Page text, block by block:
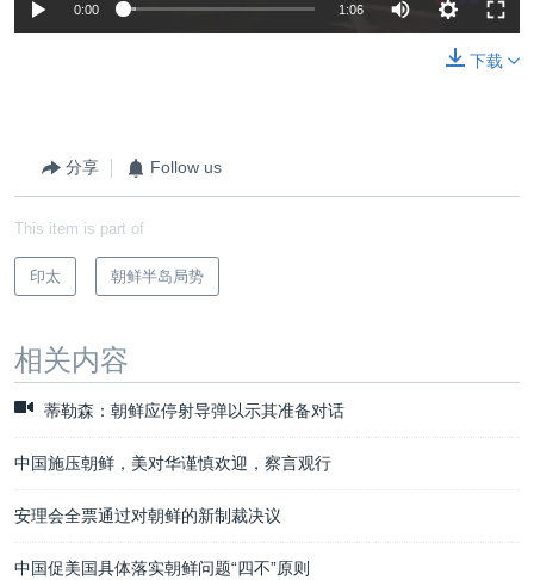
0:00 1:06
下载
分享 Follow us
This item is part of
印太 朝鲜半岛局势
相关内容
蒂勒森：朝鲜应停射导弹以示其准备对话
中国施压朝鲜，美对华谨慎欢迎，察言观行
安理会全票通过对朝鲜的新制裁决议
中国促美国具体落实朝鲜问题“四不”原则